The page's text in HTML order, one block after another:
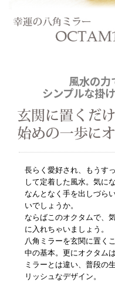
風水の力
シンプルな掛
長らく愛好され、もうす
して定着した風水。気に
なんとなく手を出しづら
いでしょうか。
ならばこのオクタムで、
に入れちゃいましょう。
八角ミラーを玄関に置く
中の基本。更にオクタム
ミラーとは違い、普段の
リッシュなデザイン。